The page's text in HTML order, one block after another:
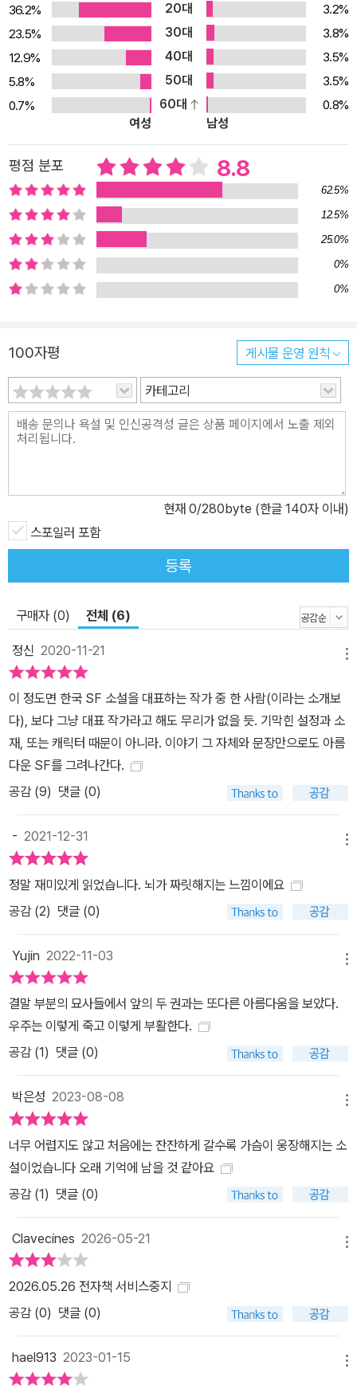
입장에서 바라본 《당신에게 가고 있어》를 써서 이제는 아내가 된 청
혼의 대상자에게 선물하고 싶어했고, 그 오랜 기다림 끝에 드디어 이
야기를 완성하여 선보이게 되었다. 김보영 작가는 선물 받을 여자분
께 초고를 보내서 제일 먼저 이 소설을 읽을 수 있게 해주었다. 《당신
을 기다리고 있어》의 주인공이 여자를 기다리느라 먹먹한 시간을 참
고 인내하였다면, 《당신에게 가고 있어》의 주인공은 남자에게 가기
게 언급된 사건들이 이 작품 속에서는 생생하게 살아나 어떤 일이 벌
어졌는지 상세히 보여주게 된다. 그 안에서 절망과 희망이 별빛처럼
빛나는 것을 알 수 있게 된다. # 미래로 가는 사람들 - 우주의 파우스
트 혹은 파우스트의 우주 《미래로 가는 사람들》은 소설의 시간 속에
서는 가장 뒷 이야기지만, 소설이 쓰인 것으로는 가장 먼저 만들어졌
다. 이 소설의 주인공 성하는 전편의 주인공들의 아이 세대가 된다. 두
인 이야기를 하고 있는 전작들과는 달리 《미래로 가는 사람들》은 우
주의 운명과 인간의 본질에 대한 거대한 이야기를 다루고 있다. 이 소
설은 항법사 셀레네가 괴테의 《파우스트》를 읽는 장면에서 시작하여
파우스트와 불멸성의 문제를 SF의 차원에서 다루고 있다. # 작가 김
보영에 대해’ SF 작가, 2004년 ‘촉각의 경험’으로 제 1회 과학기술
SF 중단편부문 대상을 수상했다. 한국 SF 작가 중 최초로 미국 클락
스월드에 단편을 실었고, 최초로 미국에서 개인단편집이 출간될 예정
이며, 마찬가지로 최초로 세계최대 출판사 미국 하퍼콜린스와 출간계
약을 체결했다. 팬의 의뢰로 쓴 청혼소설 《당신을 기다리고 있어》는
또한 속편 《당신에게 가고 있어》, 《저 이승의 선지자》와 함께 미국과
영국 하퍼콜린스에서 출간될 예정이다. 《미래로 가는 사람들》은 제 1
회 과학기술창작문예 중편부문 최종후보작이었으며, 《당신을 기다리
다리고 있어>, <당신에게 가고 있어>는 美 최대 출판사인 하퍼 콜린
스에 판권이 판매되어 출간될 예정이다. 또한 도서 출간 직후 《스텔라
의 연극이 열린다. 극단 돌파구의 전인철이 각색, 연출을 맡아 오는 6
서 공연된다. 더불어 영화사 ‘필름룩스’는 <당신을 기다리고 있어>와
<당신에게 가고 있어>의 영상화 계약을 체결하고, 현재 시나리오화
작업을 진행 중이다. 필름룩스는 올해 중으로 시나리오를 완성해 20
21년부터 본격적인 제작에 착수할 계획이며, 영화뿐만 아니라 OTT
드라마화의 가능성도 함께 고려하고 있다. # 과학의 지평 위로 펼쳐
지는 낭만적 경이로움의 세계 (서희원 문학평론가의 해설 중에서) 김
보영의 ‘스텔라 오디세이 트릴로지’는 그런 의미에서 아인슈타인이
펼쳐놓은 시공간을 항해하는 인간 영혼의 낭만적 항해라고 분명하게
지적할 수 있다. 김보영이 행성간의 여행을 가능하게 하는 광속의 우
주선을 “배”라고, 이 우주선에서 근무하는 승무원을 “선장”과 “뱃사
소로 정한 곳을 공항이 아닌 “항구”라고 표현하는 이유는 너무나도
명백하다. 김보영에게 우주를 항해하는 광속의 여행은 인간이 자아의
고 있기 때문이다. 그런 점에서 《당신을 기다리고 있어》의 ‘나’가 홀
로 타고 우주를 떠도는 “돛단배”는 낭만적 영혼이 도달한 드높은 고
독의 상징이라고 할 수 있다. 《당신을 기다리고 있어》, 《당신에게 가
사이를 표류하는 외로운 인간 영혼에 대한 서사시이며, 사랑이라는
낭만적 열정을 하늘의 성좌처럼 바라보며 가야할 곳을 찾아 우주를
항해하는 인간들에 대한 찬미이다. 특히 《미래로 가는 사람들?의 성
하가 보여주는 열정, 우주의 끝으로 가겠다는 흔들리지 않는 신념은
파우스트라는 근대적인 영웅을 통하지 않으면 설명될 수 없다. 김보
영의 이 3부작을 나는 3천년 전의 호메로스가 신들의 분노와 그 마법
적 힘으로 일그러진 에게 해의 시공간을 항해하는 오디세우스의 모험
36.2% 20대
3.2%
23.5%
30대
3.8%
12.9%
40대
3.5%
5.8%
50대
3.5%
0.7%
60대
0.8%
여성
남성
평점 분포 8.8
62.5%
12.5%
25.0%
0%
0%
100자평 게시물 운영 원칙
카테고리
현재 0/280byte (한글 140자 이내)
스포일러 포함
등록
구매자 (0) 전체 (6)
정신 2020-11-21
이 정도면 한국 SF 소설을 대표하는 작가 중 한 사람(이라는 소개보
다), 보다 그냥 대표 작가라고 해도 무리가 없을 듯. 기막힌 설정과 소
재, 또는 캐릭터 때문이 아니라. 이야기 그 자체와 문장만으로도 아름
다운 SF를 그려나간다.
공감 (9) 댓글 (0)
- 2021-12-31
정말 재미있게 읽었습니다. 뇌가 짜릿해지는 느낌이에요
공감 (2) 댓글 (0)
Yujin 2022-11-03
결말 부분의 묘사들에서 앞의 두 권과는 또다른 아름다움을 보았다.
우주는 이렇게 죽고 이렇게 부활한다.
공감 (1) 댓글 (0)
박은성 2023-08-08
너무 어렵지도 않고 처음에는 잔잔하게 갈수록 가슴이 웅장해지는 소
설이었습니다 오래 기억에 남을 것 같아요
공감 (1) 댓글 (0)
Clavecines 2026-05-21
2026.05.26 전자책 서비스중지
공감 (0) 댓글 (0)
hael913 2023-01-15